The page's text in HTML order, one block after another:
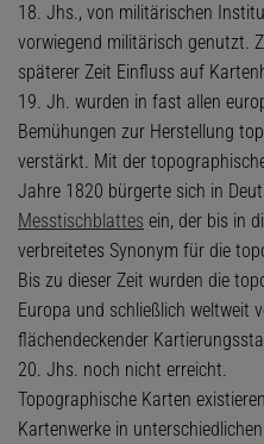
18. Jhs., von militärischen
vorwiegend militärisch genutzt.
späterer Zeit Einfluss auf
19. Jh. wurden in fast allen
Bemühungen zur Herstellung
verstärkt. Mit der
Jahre 1820 bürgerte sich in
Messtischblattes ein, der bis in
verbreitetes Synonym für die
Bis zu dieser Zeit wurden die
Europa und schließlich weltweit
flächendeckender
20. Jhs. noch nicht erreicht.
Topographische Karten
Kartenwerke in